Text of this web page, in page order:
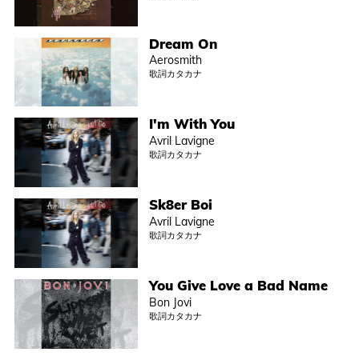
Dream On
Aerosmith
歌詞カタカナ
I'm With You
Avril Lavigne
歌詞カタカナ
Sk8er Boi
Avril Lavigne
歌詞カタカナ
You Give Love a Bad Name
Bon Jovi
歌詞カタカナ